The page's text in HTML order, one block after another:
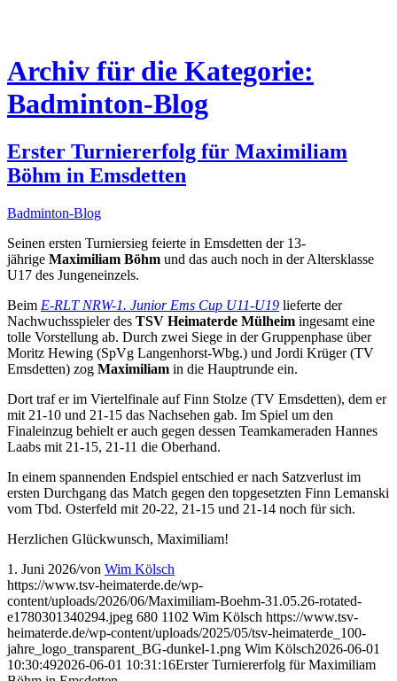
Archiv für die Kategorie:
Badminton-Blog
Erster Turniererfolg für Maximiliam
Böhm in Emsdetten
Badminton-Blog
Seinen ersten Turniersieg feierte in Emsdetten der 13-
jährige Maximiliam Böhm und das auch noch in der Altersklasse
U17 des Jungeneinzels.
Beim E-RLT NRW-1. Junior Ems Cup U11-U19 lieferte der
Nachwuchsspieler des TSV Heimaterde Mülheim ingesamt eine
tolle Vorstellung ab. Durch zwei Siege in der Gruppenphase über
Moritz Hewing (SpVg Langenhorst-Wbg.) und Jordi Krüger (TV
Emsdetten) zog Maximiliam in die Hauptrunde ein.
Dort traf er im Viertelfinale auf Finn Stolze (TV Emsdetten), dem er
mit 21-10 und 21-15 das Nachsehen gab. Im Spiel um den
Finaleinzug behielt er auch gegen dessen Teamkameraden Hannes
Laabs mit 21-15, 21-11 die Oberhand.
In einem spannenden Endspiel entschied er nach Satzverlust im
ersten Durchgang das Match gegen den topgesetzten Finn Lemanski
vom Tbd. Osterfeld mit 20-22, 21-15 und 21-14 noch für sich.
Herzlichen Glückwunsch, Maximiliam!
1. Juni 2026/von Wim Kölsch
https://www.tsv-heimaterde.de/wp-
content/uploads/2026/06/Maximiliam-Boehm-31.05.26-rotated-
e1780301340294.jpeg 680 1102 Wim Kölsch https://www.tsv-
heimaterde.de/wp-content/uploads/2025/05/tsv-heimaterde_100-
jahre_logo_transparent_BG-dunkel-1.png Wim Kölsch2026-06-01
10:30:492026-06-01 10:31:16Erster Turniererfolg für Maximiliam